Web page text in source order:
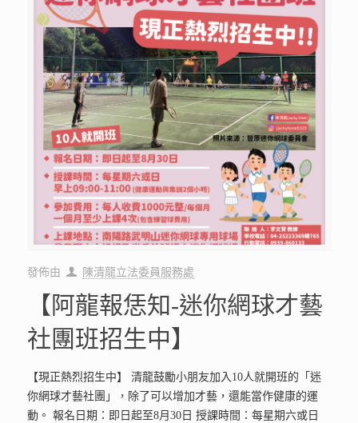
發佈由 陳清龍立法委員服務處
【阿龍報恁知-迷你網球才藝
社團班招生中】
【現正熱烈招生中】 清龍鼓勵小朋友加入10人就開班的「迷
你網球才藝社團」，除了可以增加才藝，還能當作健康的運
動。 報名日期：即日起至8月30日 授課時間：每星期六或日